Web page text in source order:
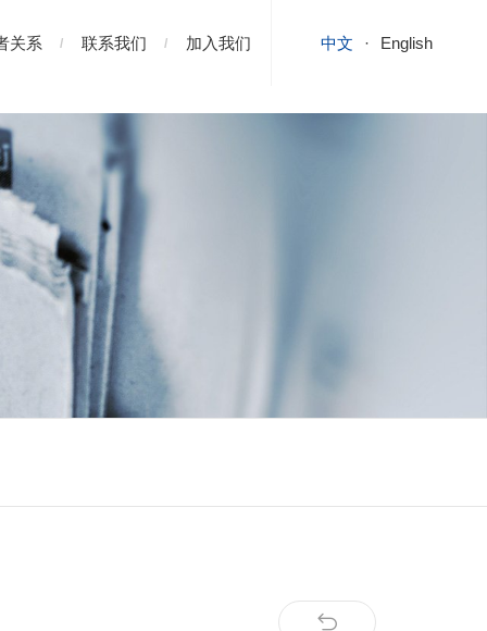
中文 English
关系 联系我们 加入我们